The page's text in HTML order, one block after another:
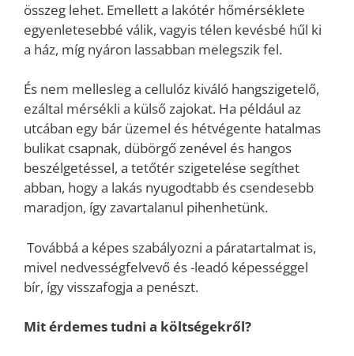
összeg lehet. Emellett a lakótér hőmérséklete
egyenletesebbé válik, vagyis télen kevésbé hűl ki
a ház, míg nyáron lassabban melegszik fel.
És nem mellesleg a cellulóz kiváló hangszigetelő,
ezáltal mérsékli a külső zajokat. Ha például az
utcában egy bár üzemel és hétvégente hatalmas
bulikat csapnak, dübörgő zenével és hangos
beszélgetéssel, a tetőtér szigetelése segíthet
abban, hogy a lakás nyugodtabb és csendesebb
maradjon, így zavartalanul pihenhetünk.
Továbbá a képes szabályozni a páratartalmat is,
mivel nedvességfelvevő és -leadó képességgel
bír, így visszafogja a penészt.
Mit érdemes tudni a költségekről?